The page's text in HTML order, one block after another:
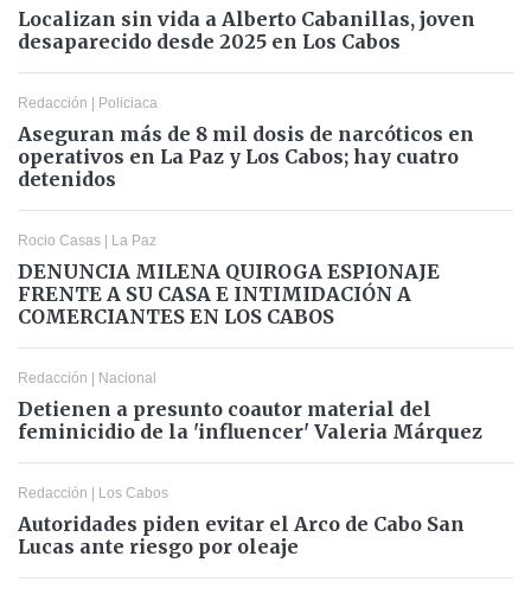
Localizan sin vida a Alberto Cabanillas, joven
desaparecido desde 2025 en Los Cabos
Redacción Policiaca
Aseguran más de 8 mil dosis de narcóticos en
operativos en La Paz y Los Cabos; hay cuatro
detenidos
Rocio Casas La Paz
DENUNCIA MILENA QUIROGA ESPIONAJE
FRENTE A SU CASA E INTIMIDACIÓN A
COMERCIANTES EN LOS CABOS
Redacción Nacional
Detienen a presunto coautor material del
feminicidio de la 'influencer' Valeria Márquez
Redacción Los Cabos
Autoridades piden evitar el Arco de Cabo San
Lucas ante riesgo por oleaje